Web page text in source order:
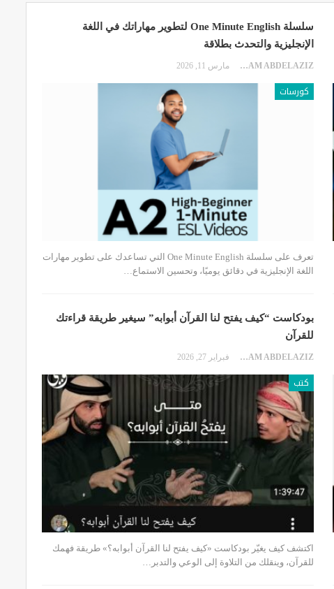
سلسلة One Minute English لتطوير مهاراتك في اللغة
الإنجليزية والتحدث بطلاقة
EKRAM ABDELAZIZ مارس 11, 2026
كورسات
تعرف على سلسلة One Minute English التي تساعدك على تطوير مهارات
اللغة الإنجليزية في دقائق يوميًا، وتحسين الاستماع…
بودكاست “كيف يفتح لنا القرآن أبوابه” سيغير طريقة قراءتك
للقرآن
EKRAM ABDELAZIZ فبراير 27, 2026
كتب
اكتشف كيف يغيّر بودكاست «كيف يفتح لنا القرآن أبوابه؟» طريقة فهمك
للقرآن، وينقلك من التلاوة إلى الوعي والتدبر…